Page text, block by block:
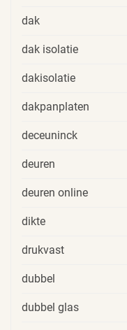
dak
dak isolatie
dakisolatie
dakpanplaten
deceuninck
deuren
deuren online
dikte
drukvast
dubbel
dubbel glas